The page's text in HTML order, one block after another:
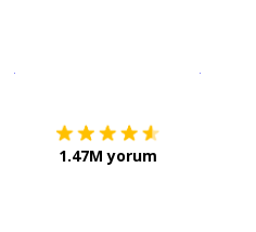
1.47M yorum